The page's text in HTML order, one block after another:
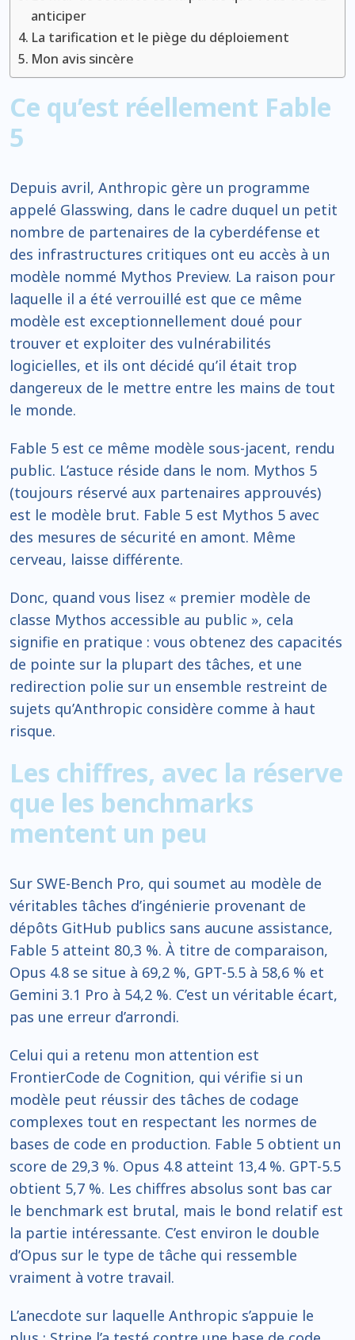
anticiper
La tarification et le piège du déploiement
Mon avis sincère
Ce qu’est réellement Fable
5
Depuis avril, Anthropic gère un programme
appelé Glasswing, dans le cadre duquel un petit
nombre de partenaires de la cyberdéfense et
des infrastructures critiques ont eu accès à un
modèle nommé Mythos Preview. La raison pour
laquelle il a été verrouillé est que ce même
modèle est exceptionnellement doué pour
trouver et exploiter des vulnérabilités
logicielles, et ils ont décidé qu’il était trop
dangereux de le mettre entre les mains de tout
le monde.
Fable 5 est ce même modèle sous-jacent, rendu
public. L’astuce réside dans le nom. Mythos 5
(toujours réservé aux partenaires approuvés)
est le modèle brut. Fable 5 est Mythos 5 avec
des mesures de sécurité en amont. Même
cerveau, laisse différente.
Donc, quand vous lisez « premier modèle de
classe Mythos accessible au public », cela
signifie en pratique : vous obtenez des capacités
de pointe sur la plupart des tâches, et une
redirection polie sur un ensemble restreint de
sujets qu’Anthropic considère comme à haut
risque.
Les chiffres, avec la réserve
que les benchmarks
mentent un peu
Sur SWE-Bench Pro, qui soumet au modèle de
véritables tâches d’ingénierie provenant de
dépôts GitHub publics sans aucune assistance,
Fable 5 atteint 80,3 %. À titre de comparaison,
Opus 4.8 se situe à 69,2 %, GPT-5.5 à 58,6 % et
Gemini 3.1 Pro à 54,2 %. C’est un véritable écart,
pas une erreur d’arrondi.
Celui qui a retenu mon attention est
FrontierCode de Cognition, qui vérifie si un
modèle peut réussir des tâches de codage
complexes tout en respectant les normes de
bases de code en production. Fable 5 obtient un
score de 29,3 %. Opus 4.8 atteint 13,4 %. GPT-5.5
obtient 5,7 %. Les chiffres absolus sont bas car
le benchmark est brutal, mais le bond relatif est
la partie intéressante. C’est environ le double
d’Opus sur le type de tâche qui ressemble
vraiment à votre travail.
L’anecdote sur laquelle Anthropic s’appuie le